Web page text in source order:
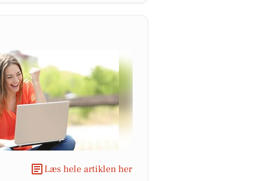
Læs hele artiklen her